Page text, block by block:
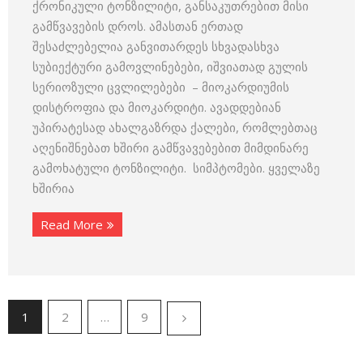
ქრონიკული ტონზილიტი, განსაკუთრებით მისი
გამწვავების დროს. ამასთან ერთად
შესაძლებელია განვითარდეს სხვადასხვა
სუბიექტური გამოვლინებები, იშვიათად გულის
სერიოზული ცვლილებები – მიოკარდიუმის
დისტროფია და მიოკარდიტი. ავადდებიან
უპირატესად ახალგაზრდა ქალები, რომლებთაც
აღენიშნებათ ხშირი გამწვავებებით მიმდინარე
გამოხატული ტონზილიტი. სიმპტომები. ყველაზე
ხშირია
Read More
1 2 … 9